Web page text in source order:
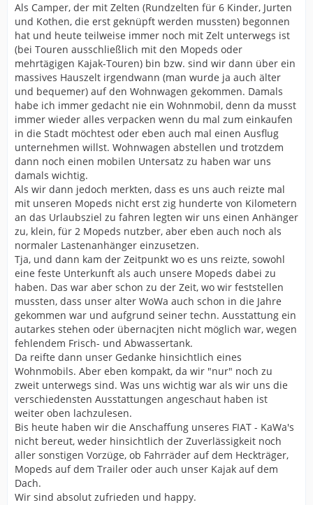
Als Camper, der mit Zelten (Rundzelten für 6 Kinder, Jurten
und Kothen, die erst geknüpft werden mussten) begonnen
hat und heute teilweise immer noch mit Zelt unterwegs ist
(bei Touren ausschließlich mit den Mopeds oder
mehrtägigen Kajak-Touren) bin bzw. sind wir dann über ein
massives Hauszelt irgendwann (man wurde ja auch älter
und bequemer) auf den Wohnwagen gekommen. Damals
habe ich immer gedacht nie ein Wohnmobil, denn da musst
immer wieder alles verpacken wenn du mal zum einkaufen
in die Stadt möchtest oder eben auch mal einen Ausflug
unternehmen willst. Wohnwagen abstellen und trotzdem
dann noch einen mobilen Untersatz zu haben war uns
damals wichtig.
Als wir dann jedoch merkten, dass es uns auch reizte mal
mit unseren Mopeds nicht erst zig hunderte von Kilometern
an das Urlaubsziel zu fahren legten wir uns einen Anhänger
zu, klein, für 2 Mopeds nutzber, aber eben auch noch als
normaler Lastenanhänger einzusetzen.
Tja, und dann kam der Zeitpunkt wo es uns reizte, sowohl
eine feste Unterkunft als auch unsere Mopeds dabei zu
haben. Das war aber schon zu der Zeit, wo wir feststellen
mussten, dass unser alter WoWa auch schon in die Jahre
gekommen war und aufgrund seiner techn. Ausstattung ein
autarkes stehen oder übernacjten nicht möglich war, wegen
fehlendem Frisch- und Abwassertank.
Da reifte dann unser Gedanke hinsichtlich eines
Wohnmobils. Aber eben kompakt, da wir "nur" noch zu
zweit unterwegs sind. Was uns wichtig war als wir uns die
verschiedensten Ausstattungen angeschaut haben ist
weiter oben lachzulesen.
Bis heute haben wir die Anschaffung unseres FIAT - KaWa's
nicht bereut, weder hinsichtlich der Zuverlässigkeit noch
aller sonstigen Vorzüge, ob Fahrräder auf dem Heckträger,
Mopeds auf dem Trailer oder auch unser Kajak auf dem
Dach.
Wir sind absolut zufrieden und happy.